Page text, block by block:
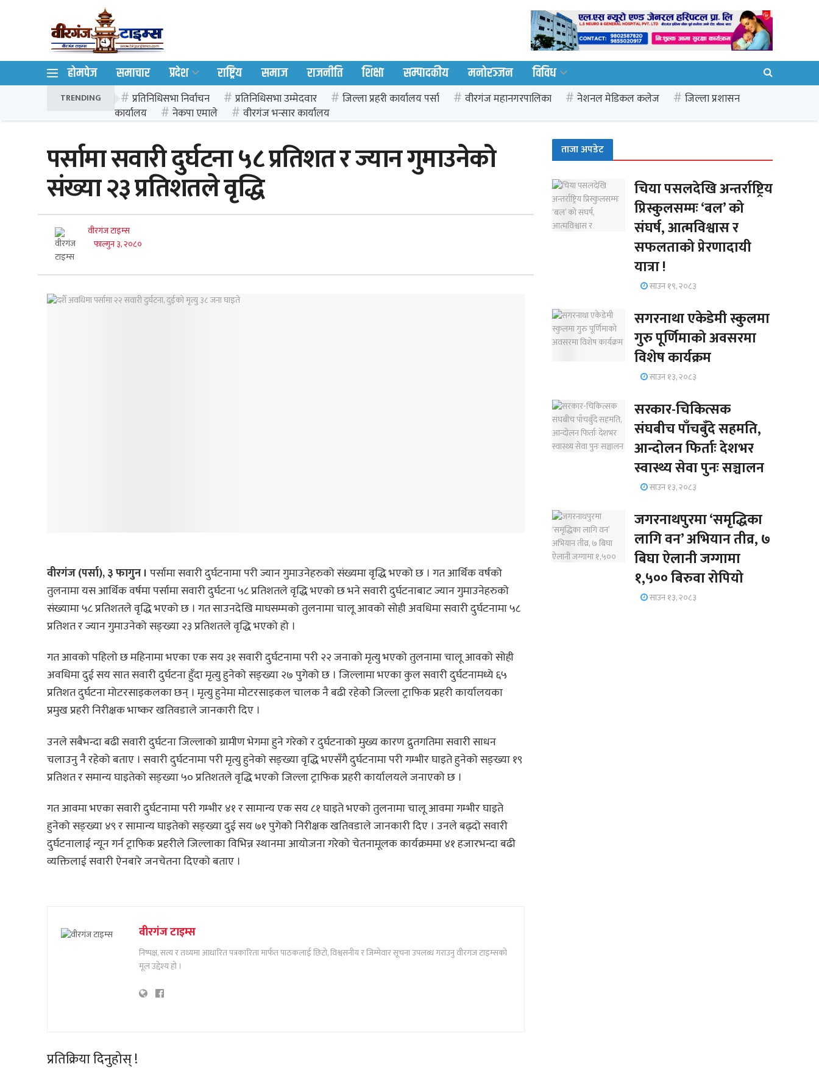
होमपेज समाचार प्रदेश राष्ट्रिय समाज राजनीति शिक्षा सम्पादकीय मनोरञ्जन विविध
TRENDING प्रतिनिधिसभा निर्वाचन प्रतिनिधिसभा उम्मेदवार जिल्ला प्रहरी कार्यालय पर्सा वीरगंज महानगरपालिका नेशनल मेडिकल कलेज
जिल्ला प्रशासन
कार्यालय
नेकपा एमाले वीरगंज भन्सार कार्यालय
पर्सामा सवारी दुर्घटना ५८ प्रतिशत र ज्यान गुमाउनेको
संख्या २३ प्रतिशतले वृद्धि
वीरगंज टाइम्स
फाल्गुन ३, २०८०
वीरगंज (पर्सा), ३ फागुन । पर्सामा सवारी दुर्घटनामा परी ज्यान गुमाउनेहरुको संख्यमा वृद्धि भएको छ । गत आर्थिक वर्षको
तुलनामा यस आर्थिक वर्षमा पर्सामा सवारी दुर्घटना ५८ प्रतिशतले वृद्धि भएको छ भने सवारी दुर्घटनाबाट ज्यान गुमाउनेहरुको
संख्यामा ५८ प्रतिशतले वृद्धि भएको छ । गत साउनदेखि माघसम्मको तुलनामा चालू आवको सोही अवधिमा सवारी दुर्घटनामा ५८
प्रतिशत र ज्यान गुमाउनेको सङ्ख्या २३ प्रतिशतले वृद्धि भएको हो ।
गत आवको पहिलो छ महिनामा भएका एक सय ३१ सवारी दुर्घटनामा परी २२ जनाको मृत्यु भएको तुलनामा चालू आवको सोही
अवधिमा दुई सय सात सवारी दुर्घटना हुँदा मृत्यु हुनेको सङ्ख्या २७ पुगेको छ । जिल्लामा भएका कुल सवारी दुर्घटनामध्ये ६५
प्रतिशत दुर्घटना मोटरसाइकलका छन् । मृत्यु हुनेमा मोटरसाइकल चालक नै बढी रहेकोे जिल्ला ट्राफिक प्रहरी कार्यालयका
प्रमुख प्रहरी निरीक्षक भाष्कर खतिवडाले जानकारी दिए ।
उनले सबैभन्दा बढी सवारी दुर्घटना जिल्लाको ग्रामीण भेगमा हुने गरेको र दुर्घटनाको मुख्य कारण द्रुतगतिमा सवारी साधन
चलाउनु नै रहेको बताए । सवारी दुर्घटनामा परी मृत्यु हुनेको सङ्ख्या वृद्धि भएसँगै दुर्घटनामा परी गम्भीर घाइते हुनेको सङ्ख्या १९
प्रतिशत र समान्य घाइतेको सङ्ख्या ५० प्रतिशतले वृद्धि भएको जिल्ला ट्राफिक प्रहरी कार्यालयले जनाएको छ ।
गत आवमा भएका सवारी दुर्घटनामा परी गम्भीर ४१ र सामान्य एक सय ८१ घाइते भएको तुलनामा चालू आवमा गम्भीर घाइते
हुनेको सङ्ख्या ४९ र सामान्य घाइतेको सङ्ख्या दुई सय ७१ पुगेकोे निरीक्षक खतिवडाले जानकारी दिए । उनले बढ्दो सवारी
दुर्घटनालाई न्यून गर्न ट्राफिक प्रहरीले जिल्लाका विभिन्न स्थानमा आयोजना गरेको चेतनामूलक कार्यक्रममा ४१ हजारभन्दा बढी
व्यक्तिलाई सवारी ऐनबारे जनचेतना दिएको बताए ।
वीरगंज टाइम्स
निष्पक्ष, सत्य र तथ्यमा आधारित पत्रकारिता मार्फत पाठकलाई छिटो, विश्वसनीय र जिम्मेवार सूचना उपलब्ध गराउनु वीरगंज टाइम्सको
मूल उद्देश्य हो ।
प्रतिक्रिया दिनुहोस् !
ताजा अपडेट
चिया पसलदेखि अन्तर्राष्ट्रिय
प्रिस्कुलसम्मः ‘बल’ को
संघर्ष, आत्मविश्वास र
सफलताको प्रेरणादायी
यात्रा !
साउन १९, २०८३
सगरनाथा एकेडेमी स्कुलमा
गुरु पूर्णिमाको अवसरमा
विशेष कार्यक्रम
साउन १३, २०८३
सरकार-चिकित्सक
संघबीच पाँचबुँदे सहमति,
आन्दोलन फिर्ताः देशभर
स्वास्थ्य सेवा पुनः सञ्चालन
साउन १३, २०८३
जगरनाथपुरमा ‘समृद्धिका
लागि वन’ अभियान तीव्र, ७
बिघा ऐलानी जग्गामा
१,५०० बिरुवा रोपियो
साउन १३, २०८३